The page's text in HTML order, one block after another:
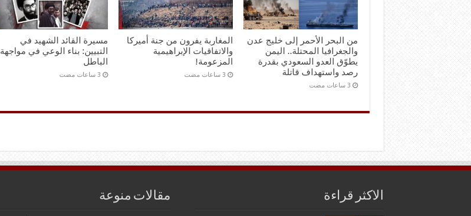
من البحر الأحمر إلى خليج عدن
والجغرافيا المحتلة.. اليمن
يطوّق العدو السعودي بقدرة
رصد واستهداف قاتلة
المغاربة يفرون من جنة أميركا
والاتفاقيات الإبراهيمية
المزعومة!
مسيرة القائد الشهيد في
التبيين: بناء الوعي في مواجهة
الباطل
الاكثر قراءة مقالات منوعة